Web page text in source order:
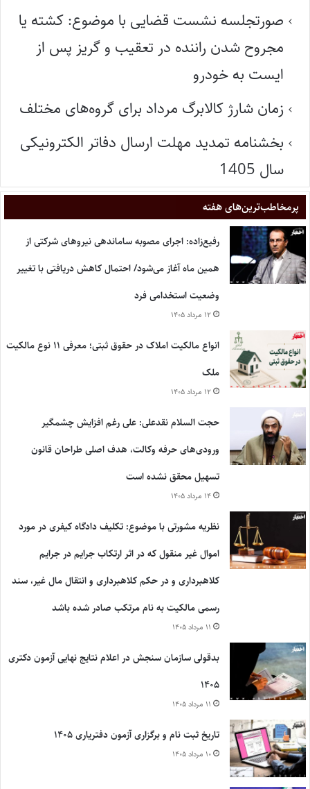
صورتجلسه نشست قضایی با موضوع: کشته یا
مجروح شدن راننده در تعقیب و گریز پس از
ایست به خودرو
زمان شارژ کالابرگ مرداد برای گروه‌های مختلف
بخشنامه تمدید مهلت ارسال دفاتر الکترونیکی
سال 1405
پر‌مخاطب‌ترین‌های هفته
رفیع‌زاده: اجرای مصوبه ساماندهی نیروهای شرکتی از
همین ماه آغاز می‌شود/ احتمال کاهش دریافتی با تغییر
وضعیت استخدامی فرد
۱۲ مرداد ۱۴۰۵
انواع مالکیت املاک در حقوق ثبتی؛ معرفی ۱۱ نوع مالکیت
ملک
۱۲ مرداد ۱۴۰۵
حجت السلام نقدعلی: علی رغم افزایش چشمگیر
ورودی‌های حرفه وکالت، هدف اصلی طراحان قانون
تسهیل محقق نشده است
۱۴ مرداد ۱۴۰۵
نظریه مشورتی با موضوع: تکلیف دادگاه کیفری در مورد
اموال غیر منقول که در اثر ارتکاب جرایم در جرایم
کلاهبرداری و در حکم کلاهبرداری و انتقال مال غیر، سند
رسمی مالکیت به نام مرتکب صادر شده باشد
۱۱ مرداد ۱۴۰۵
بدقولی سازمان سنجش در اعلام نتایج نهایی آزمون دکتری
۱۴۰۵
۱۱ مرداد ۱۴۰۵
تاریخ ثبت نام و برگزاری آزمون دفتریاری ۱۴۰۵
۱۰ مرداد ۱۴۰۵